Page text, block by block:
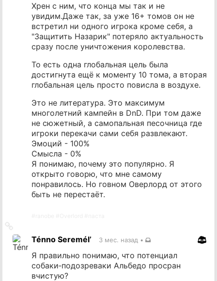
Хрен с ним, что конца мы так и не
увидим.Даже так, за уже 16+ томов он не
встретил ни одного игрока кроме себя, а
"Защитить Назарик" потеряло актуальность
сразу после уничтожения королевства.
То есть одна глобальная цель была
достигнута ещё к моменту 10 тома, а вторая
глобальная цель просто повисла в воздухе.
Это не литература. Это максимум
многолетний кампейн в DnD. При том даже
не сюжетный, а самопальная песочница где
игроки перекачи сами себя развлекают.
Эмоций - 100%
Смысла - 0%
Я понимаю, почему это популярно. Я
открыто говорю, что мне самому
понравилось. Но говном Оверлорд от этого
быть не перестаёт.
на
источникTénno Seremél’ 3 мес. назад •
Я правильно понимаю, что потенциал
собаки‐подозреваки Альбедо просран
вчистую?